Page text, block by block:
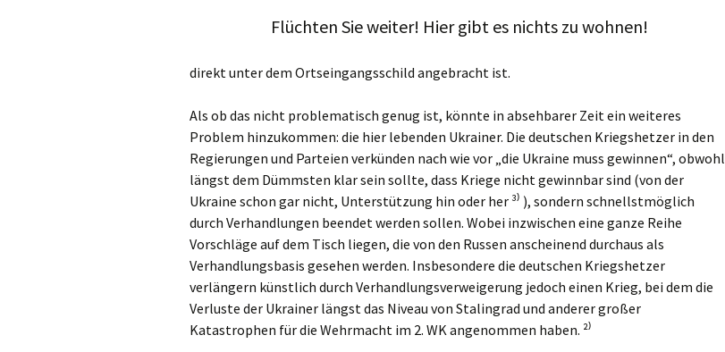
Flüchten Sie weiter! Hier gibt es nichts zu wohnen!
direkt unter dem Ortseingangsschild angebracht ist.
Als ob das nicht problematisch genug ist, könnte in absehbarer Zeit ein weiteres
Problem hinzukommen: die hier lebenden Ukrainer. Die deutschen Kriegshetzer in den
Regierungen und Parteien verkünden nach wie vor „die Ukraine muss gewinnen“, obwohl
längst dem Dümmsten klar sein sollte, dass Kriege nicht gewinnbar sind (von der
Ukraine schon gar nicht, Unterstützung hin oder her ³⁾ ), sondern schnellstmöglich
durch Verhandlungen beendet werden sollen. Wobei inzwischen eine ganze Reihe
Vorschläge auf dem Tisch liegen, die von den Russen anscheinend durchaus als
Verhandlungsbasis gesehen werden. Insbesondere die deutschen Kriegshetzer
verlängern künstlich durch Verhandlungsverweigerung jedoch einen Krieg, bei dem die
Verluste der Ukrainer längst das Niveau von Stalingrad und anderer großer
Katastrophen für die Wehrmacht im 2. WK angenommen haben. ²⁾